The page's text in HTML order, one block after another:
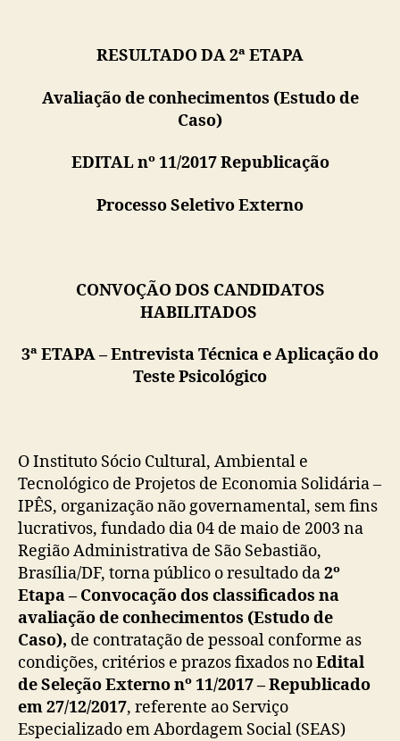
RESULTADO DA 2ª ETAPA
Avaliação de conhecimentos (Estudo de
Caso)
EDITAL nº 11/2017 Republicação
Processo Seletivo Externo
CONVOÇÃO DOS CANDIDATOS
HABILITADOS
3ª ETAPA – Entrevista Técnica e Aplicação do
Teste Psicológico
O Instituto Sócio Cultural, Ambiental e
Tecnológico de Projetos de Economia Solidária –
IPÊS, organização não governamental, sem fins
lucrativos, fundado dia 04 de maio de 2003 na
Região Administrativa de São Sebastião,
Brasília/DF, torna público o resultado da2º
Etapa – Convocação dos classificados na
avaliação de conhecimentos (Estudo de
Caso), de contratação de pessoal conforme as
condições, critérios e prazos fixados noEdital
de Seleção Externo nº 11/2017 – Republicado
em 27/12/2017, referente ao Serviço
Especializado em Abordagem Social (SEAS)